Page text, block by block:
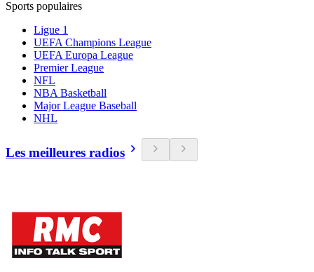
Sports populaires
Ligue 1
UEFA Champions League
UEFA Europa League
Premier League
NFL
NBA Basketball
Major League Baseball
NHL
Les meilleures radios